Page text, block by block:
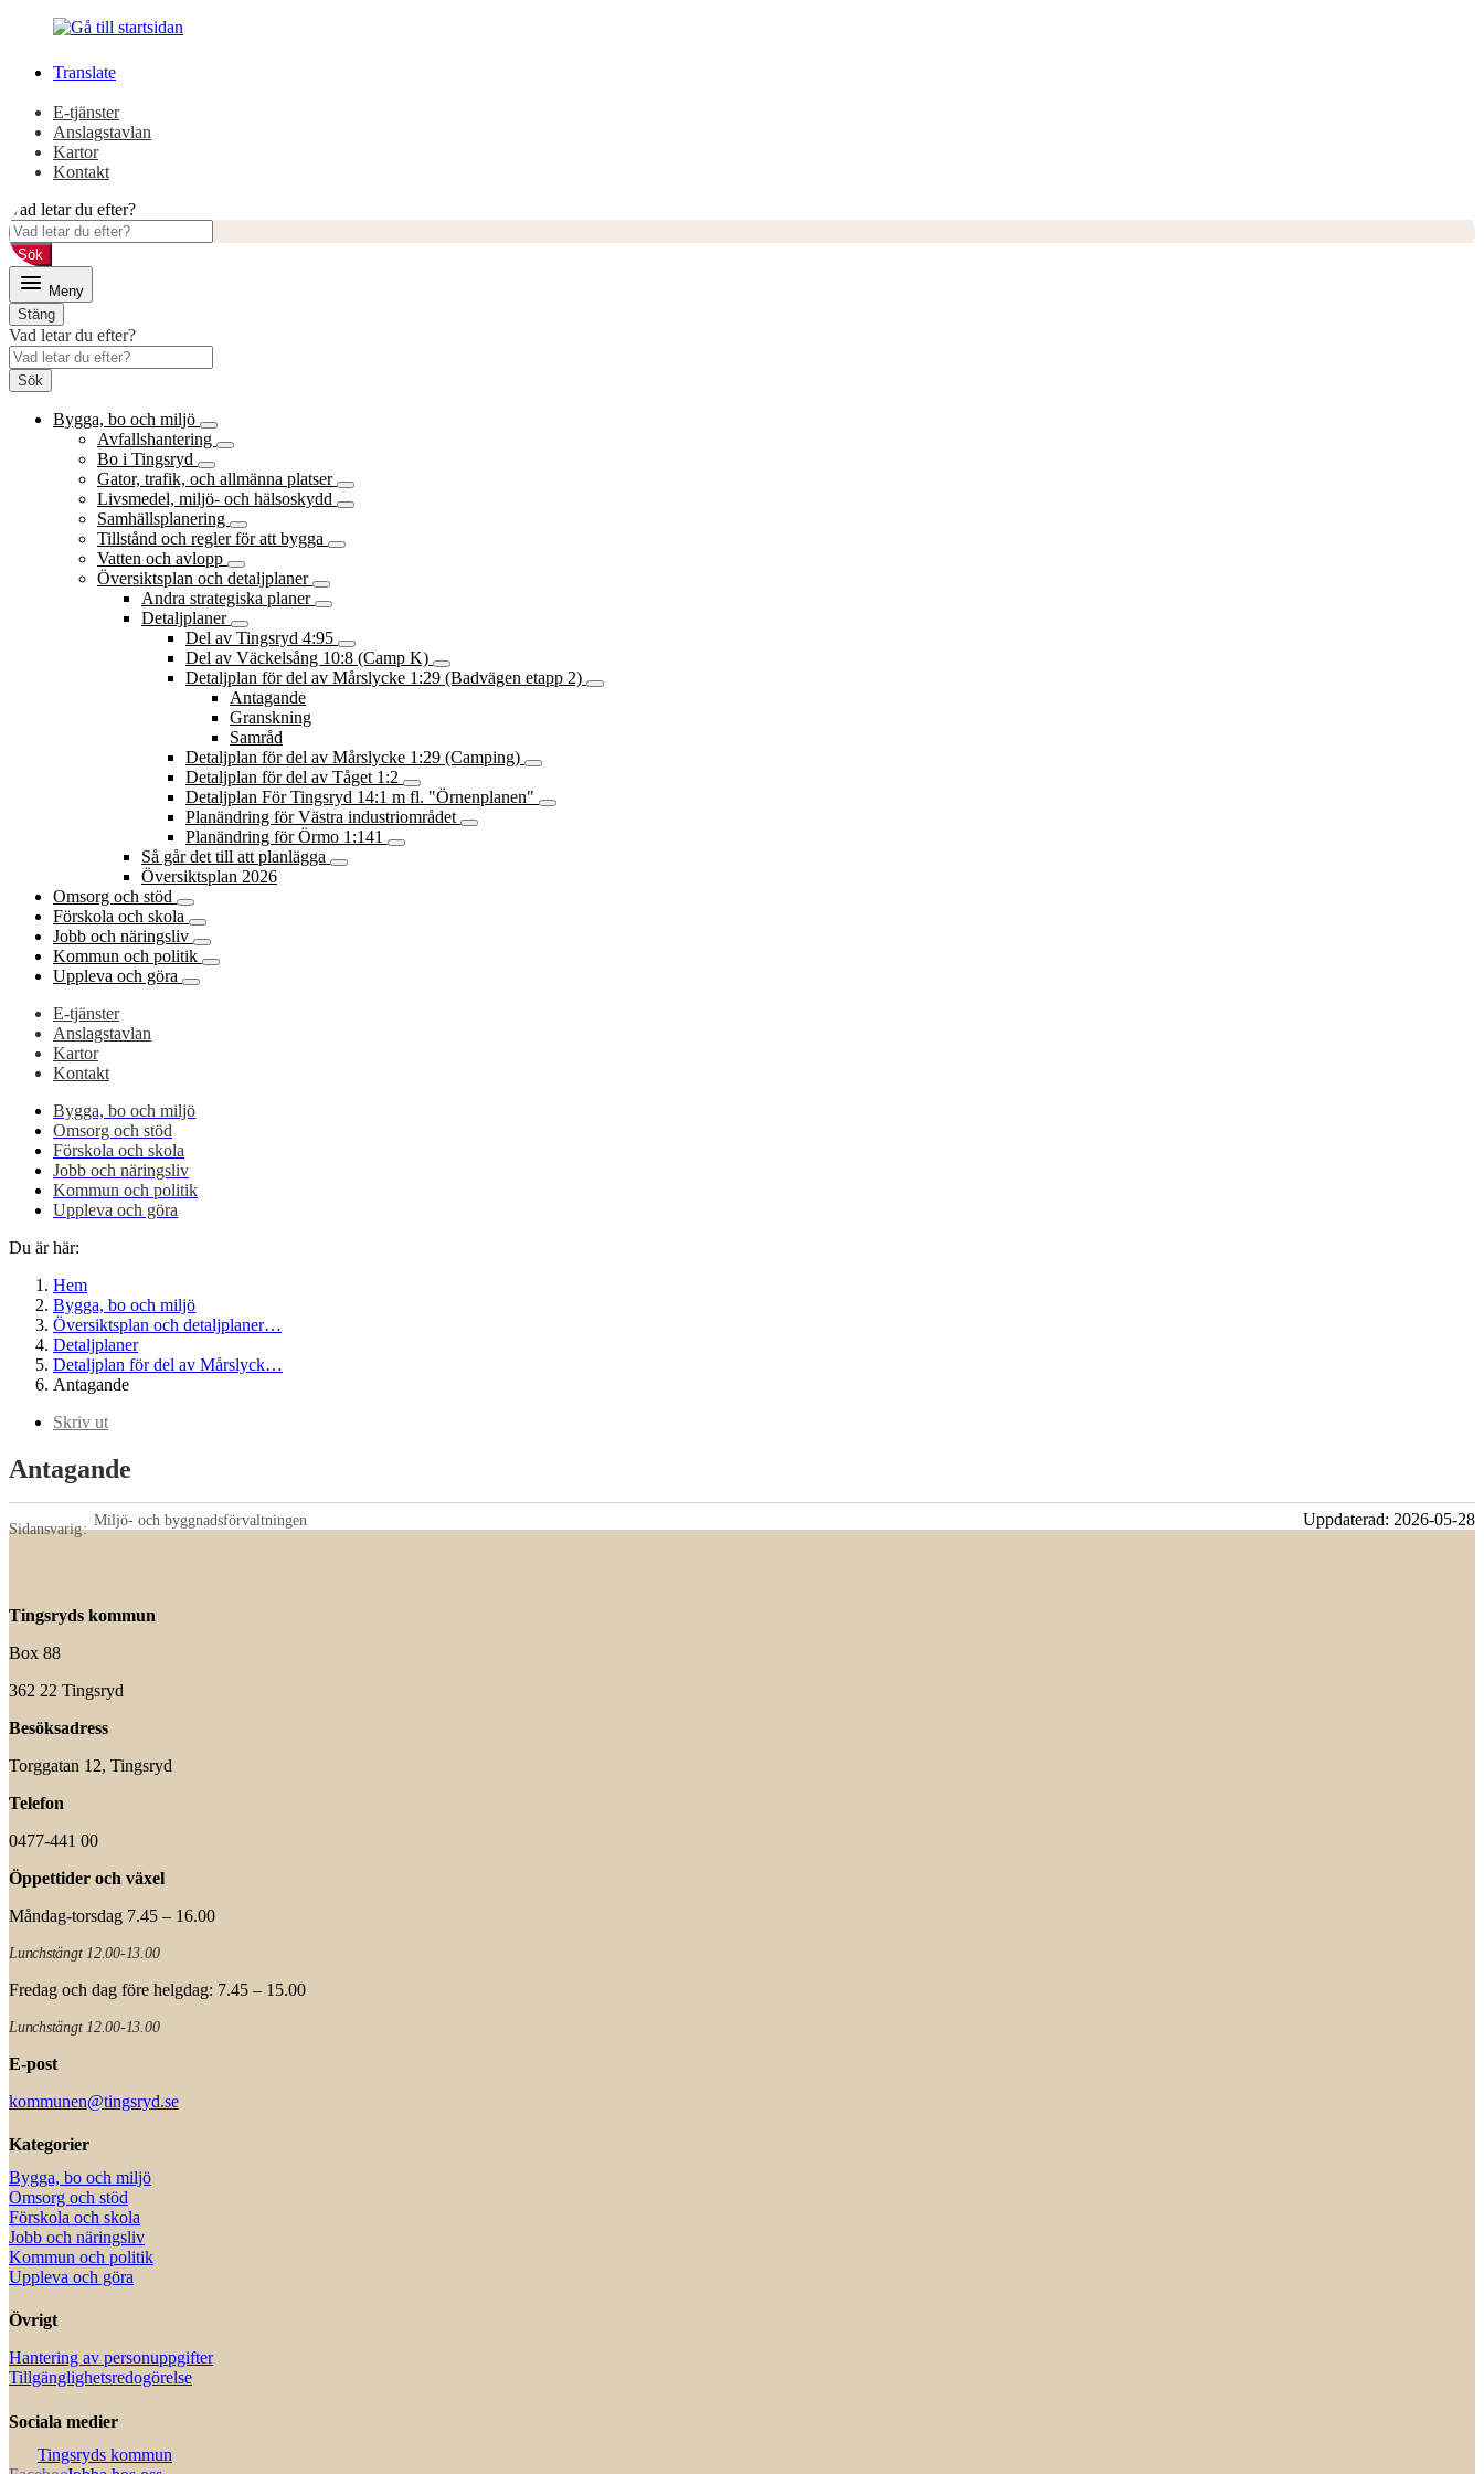
innehåll
huvudmeny
Translate
E-tjänster
Anslagstavlan
Kartor
Kontakt
Vad letar du efter?
Sök
Meny
Stäng
Vad letar du efter?
Sök
Bygga, bo och miljö
Avfallshantering
Bo i Tingsryd
Gator, trafik, och allmänna platser
Livsmedel, miljö- och hälsoskydd
Samhällsplanering
Tillstånd och regler för att bygga
Vatten och avlopp
Översiktsplan och detaljplaner
Andra strategiska planer
Detaljplaner
Del av Tingsryd 4:95
Del av Väckelsång 10:8 (Camp K)
Detaljplan för del av Mårslycke 1:29 (Badvägen etapp 2)
Antagande
Granskning
Samråd
Detaljplan för del av Mårslycke 1:29 (Camping)
Detaljplan för del av Tåget 1:2
Detaljplan För Tingsryd 14:1 m fl. "Örnenplanen"
Planändring för Västra industriområdet
Planändring för Örmo 1:141
Så går det till att planlägga
Översiktsplan 2026
Omsorg och stöd
Förskola och skola
Jobb och näringsliv
Kommun och politik
Uppleva och göra
E-tjänster
Anslagstavlan
Kartor
Kontakt
Bygga, bo och miljö
Omsorg och stöd
Förskola och skola
Jobb och näringsliv
Kommun och politik
Uppleva och göra
Du är här:
Hem
Bygga, bo och miljö
Översiktsplan och detaljplaner…
Detaljplaner
Detaljplan för del av Mårslyck…
Antagande
Skriv ut
Antagande
Miljö- och byggnadsförvaltningen
Sidansvarig
Uppdaterad: 2026-05-28
Tingsryds kommun
Box 88
362 22 Tingsryd
Besöksadress
Torggatan 12, Tingsryd
Telefon
0477-441 00
Öppettider och växel
Måndag-torsdag 7.45 – 16.00
Lunchstängt 12.00-13.00
Fredag och dag före helgdag: 7.45 – 15.00
Lunchstängt 12.00-13.00
E-post
kommunen@tingsryd.se
Kategorier
Bygga, bo och miljö
Omsorg och stöd
Förskola och skola
Jobb och näringsliv
Kommun och politik
Uppleva och göra
Övrigt
Hantering av personuppgifter
Tillgänglighetsredogörelse
Sociala medier
Tingsryds kommun